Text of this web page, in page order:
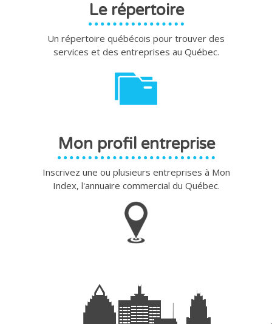
Le répertoire
Un répertoire québécois pour trouver des
services et des entreprises au Québec.
Mon profil entreprise
Inscrivez une ou plusieurs entreprises à Mon
Index, l'annuaire commercial du Québec.